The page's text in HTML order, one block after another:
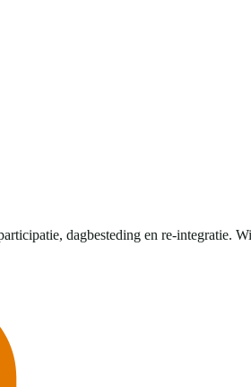
dagbesteding en re-integratie.